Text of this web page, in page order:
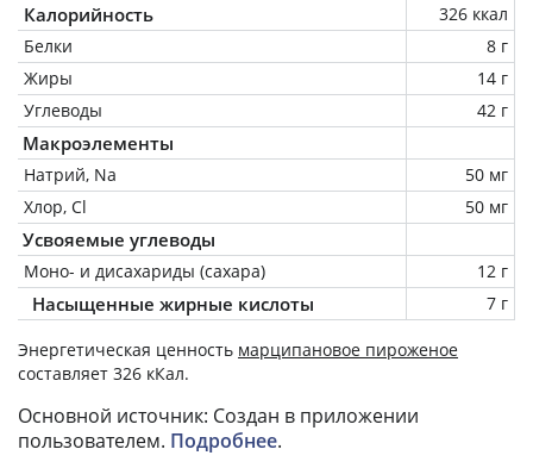
Калорийность
326 ккал
Белки
8 г
Жиры
14 г
Углеводы
42 г
Макроэлементы
Натрий, Na
50 мг
Хлор, Cl
50 мг
Усвояемые углеводы
Моно- и дисахариды (сахара) 12 г
Насыщенные жирные кислоты 7 г
Энергетическая ценность марципановое пироженое
составляет 326 кКал.
Основной источник: Создан в приложении
пользователем. Подробнее.